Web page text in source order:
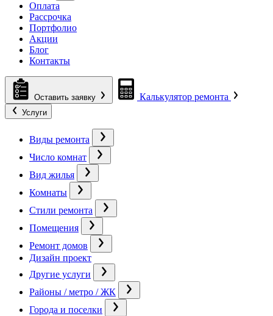
Оплата
Рассрочка
Портфолио
Акции
Блог
Контакты
Оставить заявку Калькулятор ремонта
Услуги
Виды ремонта
Число комнат
Вид жилья
Комнаты
Стили ремонта
Помещения
Ремонт домов
Дизайн проект
Другие услуги
Районы / метро / ЖК
Города и поселки